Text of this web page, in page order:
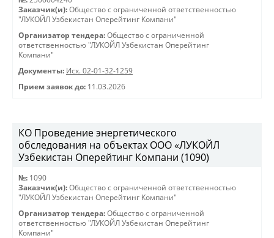
Заказчик(и): Общество с ограниченной ответственностью
"ЛУКОЙЛ Узбекистан Оперейтинг Компани"
Организатор тендера: Общество с ограниченной
ответственностью "ЛУКОЙЛ Узбекистан Оперейтинг
Компани"
Документы: Исх. 02-01-32-1259
Прием заявок до: 11.03.2026
КО Проведение энергетического
обследования на объектах ООО «ЛУКОЙЛ
Узбекистан Оперейтинг Компани (1090)
№: 1090
Заказчик(и): Общество с ограниченной ответственностью
"ЛУКОЙЛ Узбекистан Оперейтинг Компани"
Организатор тендера: Общество с ограниченной
ответственностью "ЛУКОЙЛ Узбекистан Оперейтинг
Компани"